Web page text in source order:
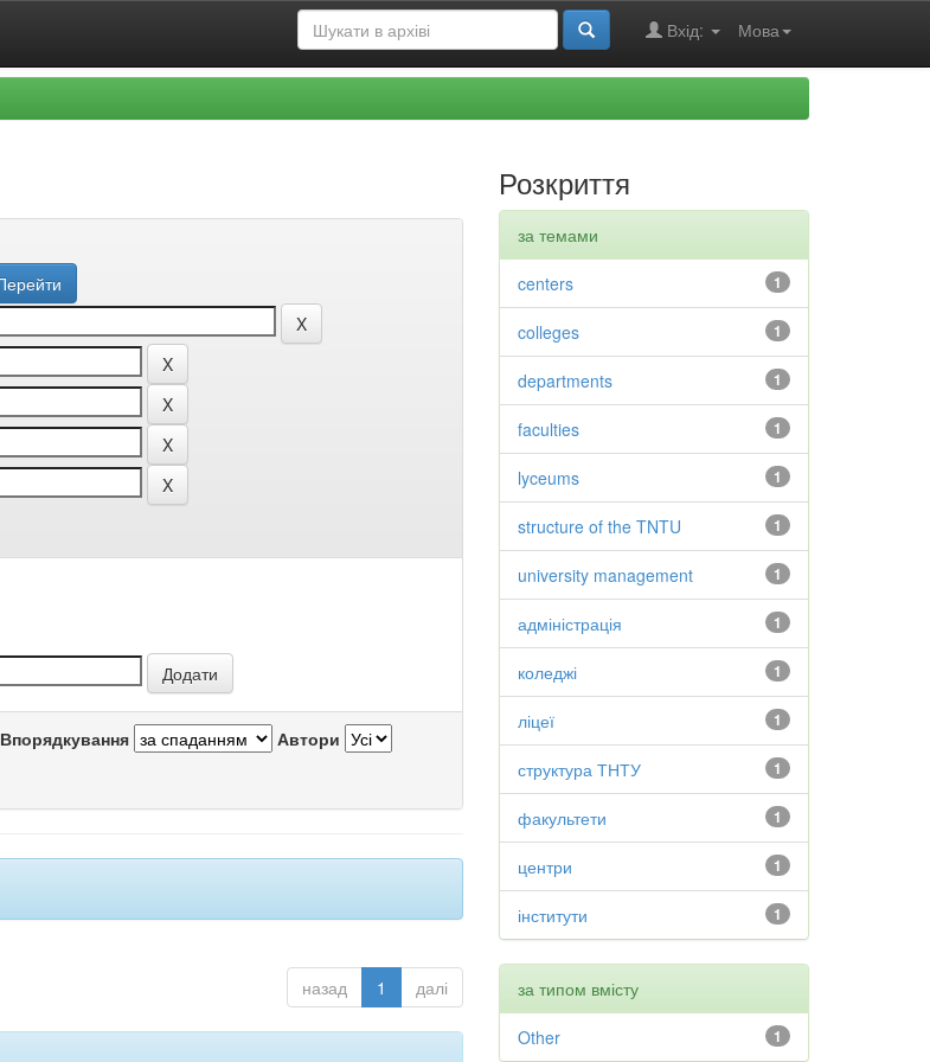
Мова
Вхід:
Впорядкування Автори
назад 1 далі
Розкриття
за темами
1
centers
1
colleges
1
departments
1
faculties
1
lyceums
1
structure of the TNTU
1
university management
1
адміністрація
1
коледжі
1
ліцеї
1
структура ТНТУ
1
факультети
1
центри
1
інститути
за типом вмісту
1
Other